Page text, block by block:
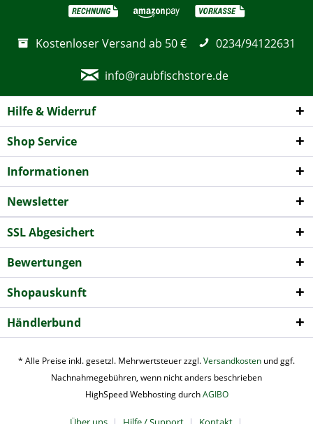
Kostenloser Versand ab 50 € 0234/94122631
info@raubfischstore.de
Hilfe & Widerruf
Shop Service
Informationen
Newsletter
SSL Abgesichert
Bewertungen
Shopauskunft
Händlerbund
* Alle Preise inkl. gesetzl. Mehrwertsteuer zzgl.Versandkosten und ggf.
Nachnahmegebühren, wenn nicht anders beschrieben
HighSpeed Webhosting durchAGIBO